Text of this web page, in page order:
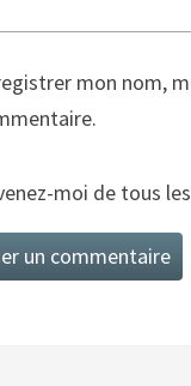
mon nom,
moi de tous